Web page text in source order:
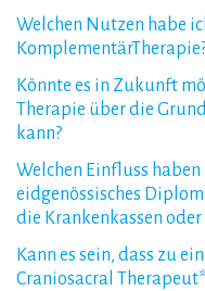
Welchen Nutzen habe
Könnte es in Zukunft
Therapie überdie
kann?
Welchen Einfluss haben
eidgenössisches Diplom
die Krankenkassen oder
Kann es sein, dass zu
Craniosacral